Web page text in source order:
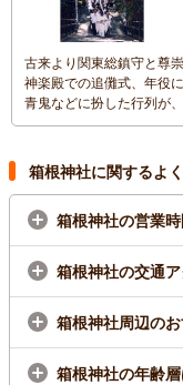
古来より関東総鎮守と尊
神楽殿での追儺式、年役
青鬼などに扮した行列が
逃げ回る鬼を退治する「
会）も開催されます。
箱根神社に関するよ
箱根神社の営業
箱根神社の交通
箱根神社周辺の
箱根神社の年齢層